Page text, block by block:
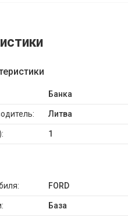
Банка
Литва
1
FORD
База